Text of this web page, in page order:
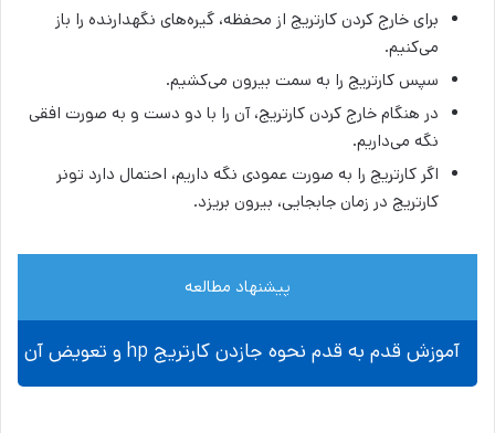
برای خارج کردن کارتریج از محفظه، گیره‌های نگهدارنده را باز
می‌کنیم.
سپس کارتریج را به سمت بیرون می‌کشیم.
در هنگام خارج کردن کارتریج، آن را با دو دست و به صورت افقی
نگه می‌داریم.
اگر کارتریج را به صورت عمودی نگه داریم، احتمال دارد تونر
کارتریج در زمان جابجایی، بیرون بریزد.
پیشنهاد مطالعه
آموزش قدم به قدم نحوه جازدن کارتریج hp و تعویض آن